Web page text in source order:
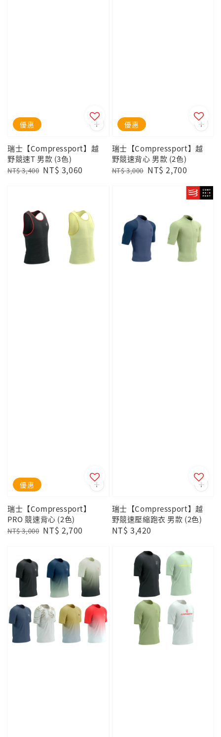
優惠
瑞士【Compressport】越
野競速T 男款 (3色)
Regular
NT$ 3,400 Sale
NT$ 3,060
優惠
瑞士【Compressport】越
野競速背心 男款 (2色)
Regular
NT$ 3,000 Sale
NT$ 2,700
優惠
瑞士【Compressport】
PRO 競速背心 (2色)
Regular
NT$ 3,000 Sale
NT$ 2,700
瑞士【Compressport】越
野競速壓縮跑衣 男款 (2色)
Regular
NT$ 3,420